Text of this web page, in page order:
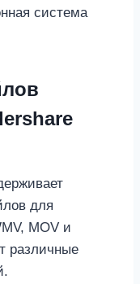
система
для
MOV и
различные